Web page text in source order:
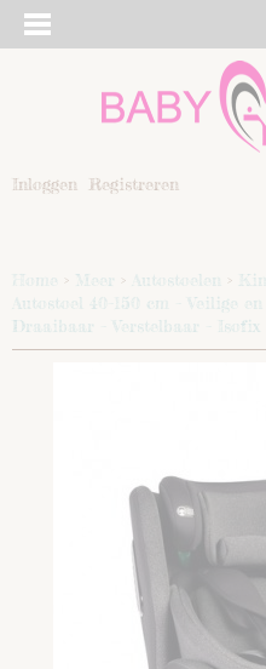
Inloggen Registreren
Home > Meer > Autostoelen >
Autostoel 40–150 cm – Veilige
Draaibaar – Verstelbaar –